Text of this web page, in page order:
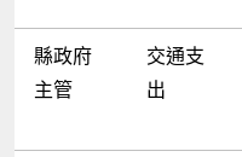
縣政府
主管
交通支
出